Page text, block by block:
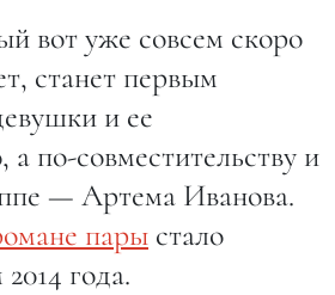
вот уже совсем скоро
станет первым
и ее
а по-совместительству и
— Артема Иванова.
пары стало
года.